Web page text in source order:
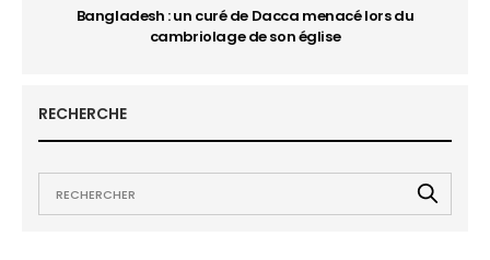
Bangladesh : un curé de Dacca menacé lors du
cambriolage de son église
RECHERCHE